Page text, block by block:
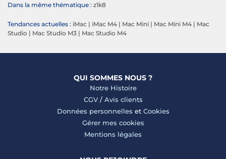
Dans la même thématique : z1k8
Tendances actuelles : iMac | iMac M4 | Mac Mini | Mac Mini M4 | Mac
Studio | Mac Studio M3 | Mac Studio M4
QUI SOMMES NOUS ?
Notre Histoire
CGV/ Avis clients
Données personnelles et Cookies
Gérer mes cookies
Mentions légales